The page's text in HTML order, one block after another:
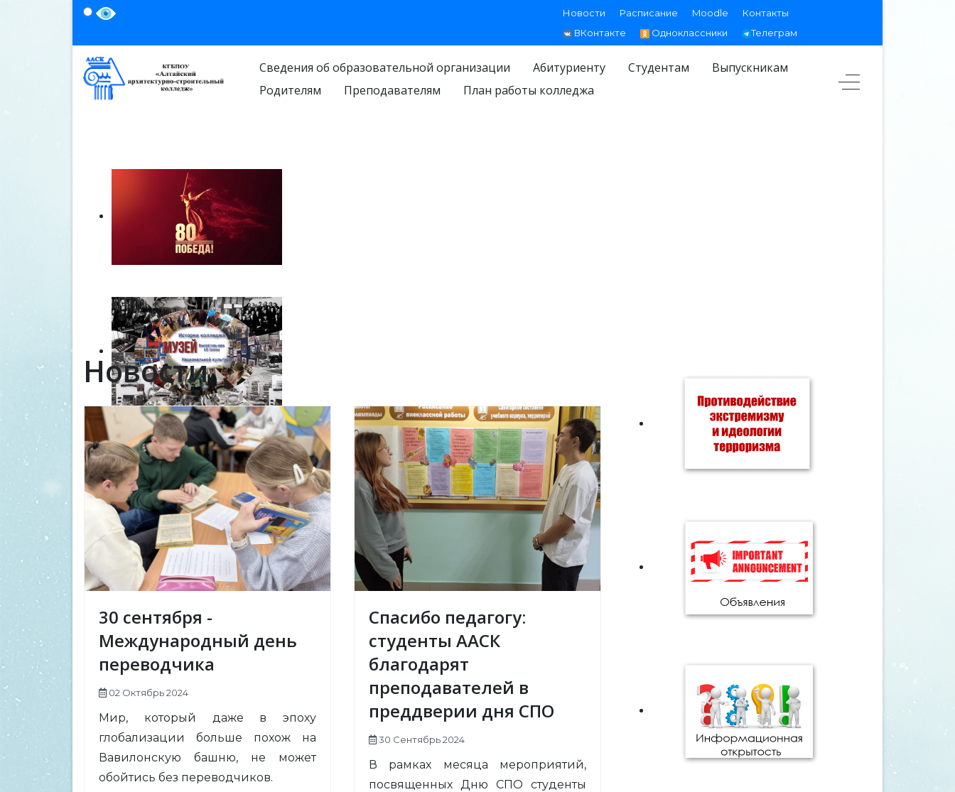
Новости Расписание Moodle
Контакты
ВКонтакте
Одноклассники Телеграм
Сведения об образовательной организации Абитуриенту Студентам
Выпускникам
Родителям
Преподавателям План работы колледжа
Новости
30 сентября -
Международный день
переводчика
02 Октябрь 2024
Мир, который даже в эпоху
глобализации больше похож на
Вавилонскую башню, не может
обойтись без переводчиков.
Спасибо педагогу:
студенты ААСК
благодарят
преподавателей в
преддверии дня СПО
30 Сентябрь 2024
В рамках месяца мероприятий,
посвященных Дню СПО студенты